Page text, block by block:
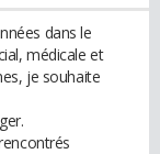
dans le
médicale et
je souhaite